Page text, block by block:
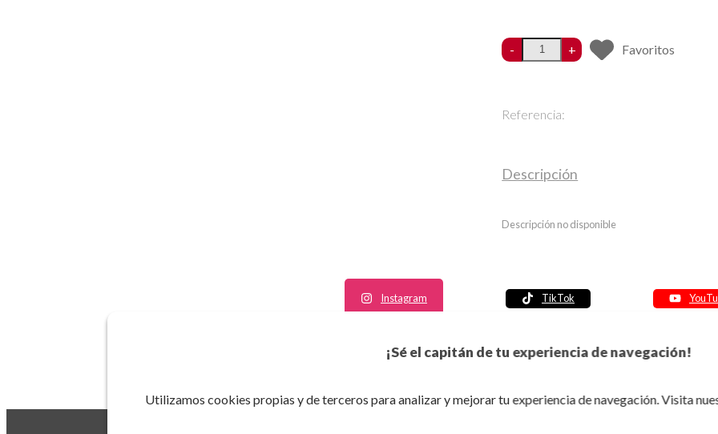
¡Sé el capitán de tu experiencia de navegación!
Utilizamos cookies propias y de terceros para analizar y mejorar tu experiencia de navegación. Visita
- + Favoritos
Referencia:
Descripción
Descripción no disponible
Instagram TikTok
Política de seguridad